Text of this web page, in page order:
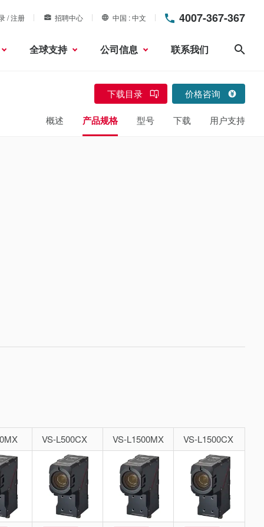
/ 注册 招聘中心 中国 中文 4007-367-367
全球支持 公司信息 联系我们
下载目录 价格咨询
概述 产品规格 型号 下载 用户支持
VS-L500CX VS-L1500MX VS-L1500CX